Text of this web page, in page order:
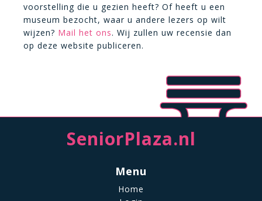
voorstelling die u gezien heeft? Of heeft u een
museum bezocht, waar u andere lezers op wilt
wijzen? Mail het ons. Wij zullen uw recensie dan
op deze website publiceren.
SeniorPlaza.nl
Menu
Home